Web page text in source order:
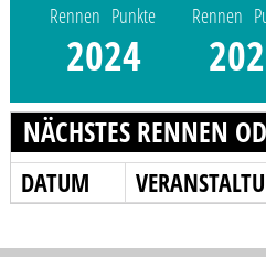
Rennen Punkte
2024
Rennen
NÄCHSTES RENNEN
DATUM